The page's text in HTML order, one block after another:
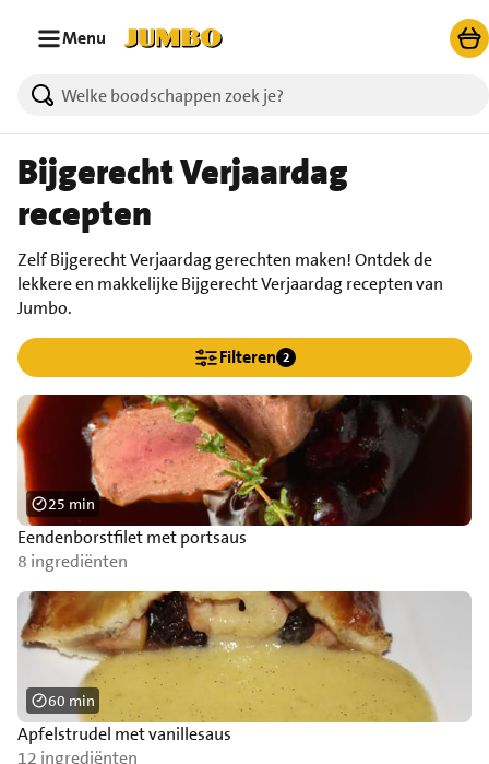
Menu
Bijgerecht Verjaardag
recepten
Zelf Bijgerecht Verjaardag gerechten maken! Ontdek de
lekkere en makkelijke Bijgerecht Verjaardag recepten van
Jumbo.
Filteren 2
Eendenborstfilet met portsaus
8 ingrediënten
25 min
Apfelstrudel met vanillesaus
12 ingrediënten
60 min